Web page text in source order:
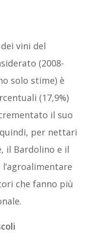
vini del
(2008-
solo stime) è
(17,9%)
il suo
per nettari
il Bardolino e il
che fanno più